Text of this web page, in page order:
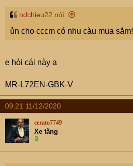
ndchieu22 nói:
ủn cho cccm có nhu càu mua sắm!
e hỏi cái này ạ
MR-L72EN-GBK-V
09:21 11/12/2020
cerato7749
Xe tăng